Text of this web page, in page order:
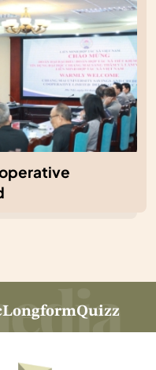
LongformQuizz